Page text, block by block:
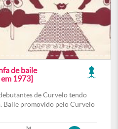
de baile
1973]
de Curvelo tendo
Baile promovido pelo Curvelo